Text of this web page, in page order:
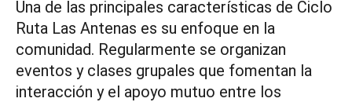
Una de las principales características de Ciclo
Ruta Las Antenas es su enfoque en la
comunidad. Regularmente se organizan
eventos y clases grupales que fomentan la
interacción y el apoyo mutuo entre los